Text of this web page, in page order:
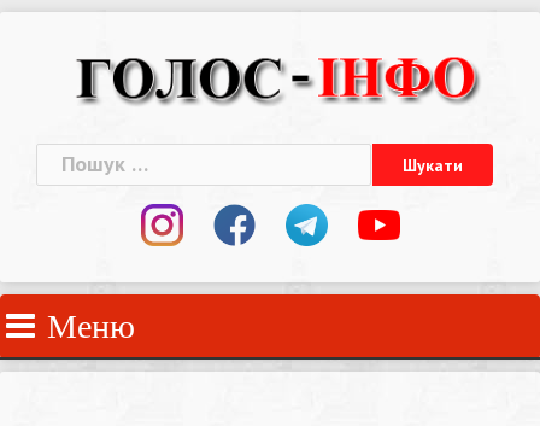
Пошук:
Меню